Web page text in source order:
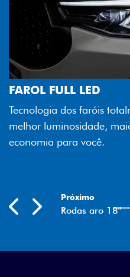
FAROL FULL LED
Tecnologia dos faróis
melhor luminosidade,
economia para você.
Previous
Next
Próximo
Rodas aro 18"